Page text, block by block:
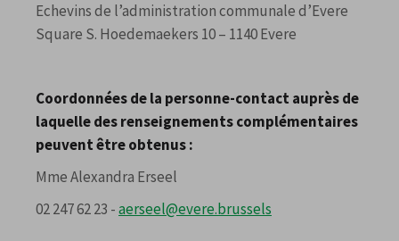
Echevins de l’administration communale d’Evere
Square S. Hoedemaekers 10 – 1140 Evere
Coordonnées de la personne-contact auprès de
laquelle des renseignements complémentaires
peuvent être obtenus :
Mme Alexandra Erseel
02 247 62 23 -aerseel@evere.brussels